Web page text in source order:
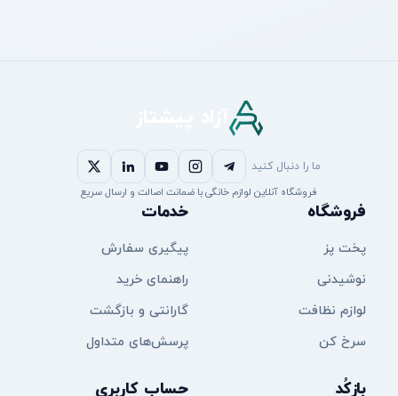
ما را دنبال کنید
فروشگاه آنلاین لوازم خانگی با ضمانت اصالت و ارسال سریع
فروشگاه
پخت پز
نوشیدنی
لوازم نظافت
سرخ کن
خدمات
پیگیری سفارش
راهنمای خرید
گارانتی و بازگشت
پرسش‌های متداول
بازکُد حساب کاربری